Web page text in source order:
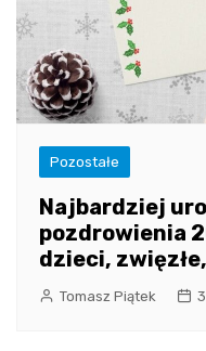
Pozostałe
Najbardziej
pozdrowienia
dzieci,
Tomasz Piątek